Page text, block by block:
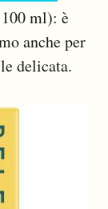
ml): è
anche per
delicata.